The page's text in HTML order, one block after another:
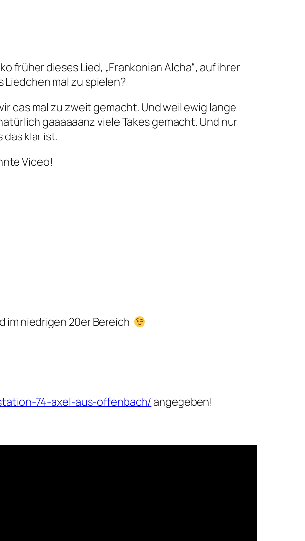
früher dieses Lied, „Frankonian Aloha“, auf ihrer
Liedchen mal zu spielen?
das mal zu zweit gemacht. Und weil ewig lange
gaaaaaanz viele Takes gemacht. Und nur
klar ist.
Video!
im niedrigen 20er Bereich
74-axel-aus-offenbach/ angegeben!